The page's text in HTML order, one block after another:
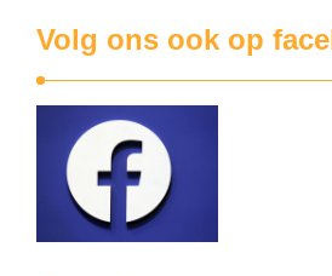
Volg ons ook op